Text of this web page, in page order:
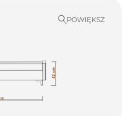
POWIĘKSZ